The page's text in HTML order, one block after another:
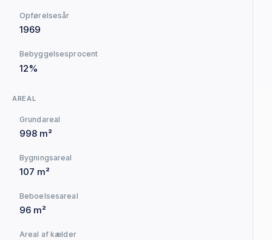
Opførelsesår
1969
Bebyggelsesprocent
12%
AREAL
Grundareal
998 m²
Bygningsareal
107 m²
Beboelsesareal
96 m²
Areal af kælder